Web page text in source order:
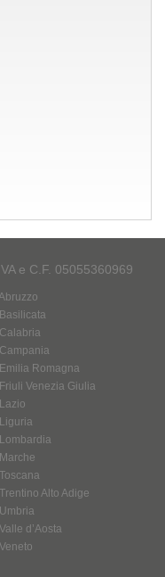
e C.F. 05055360969
Romagna
Venezia Giulia
Alto Adige
d’Aosta